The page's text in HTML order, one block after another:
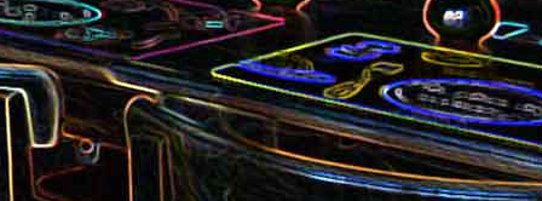
au Quesadillas à la mexicaine